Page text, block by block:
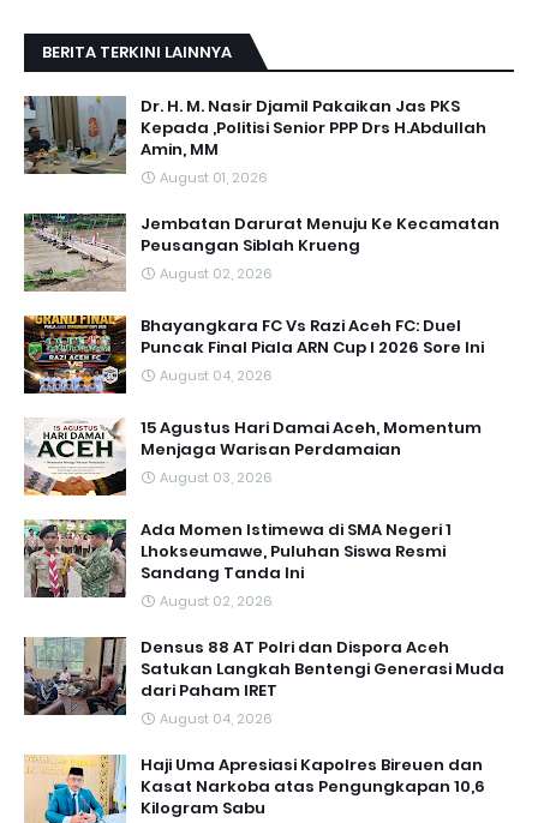
BERITA TERKINI LAINNYA
Dr. H. M. Nasir Djamil Pakaikan Jas PKS
Kepada ,Politisi Senior PPP Drs H.Abdullah
Amin, MM
August 01, 2026
Jembatan Darurat Menuju Ke Kecamatan
Peusangan Siblah Krueng
August 02, 2026
Bhayangkara FC Vs Razi Aceh FC: Duel
Puncak Final Piala ARN Cup I 2026 Sore Ini
August 04, 2026
15 Agustus Hari Damai Aceh, Momentum
Menjaga Warisan Perdamaian
August 03, 2026
Ada Momen Istimewa di SMA Negeri 1
Lhokseumawe, Puluhan Siswa Resmi
Sandang Tanda Ini
August 02, 2026
Densus 88 AT Polri dan Dispora Aceh
Satukan Langkah Bentengi Generasi Muda
dari Paham IRET
August 04, 2026
Haji Uma Apresiasi Kapolres Bireuen dan
Kasat Narkoba atas Pengungkapan 10,6
Kilogram Sabu